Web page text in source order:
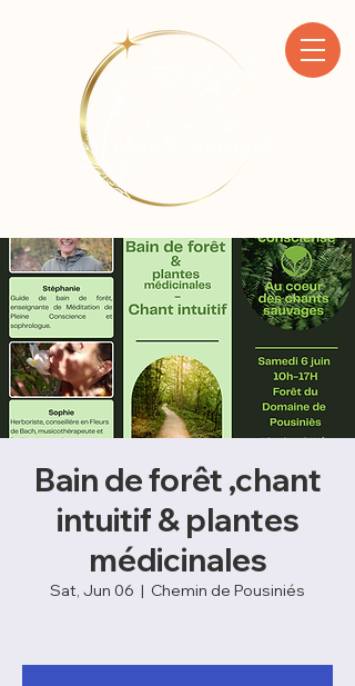
Bain de forêt ,chant
intuitif & plantes
médicinales
Sat, Jun 06
  |
Chemin de Pousiniés